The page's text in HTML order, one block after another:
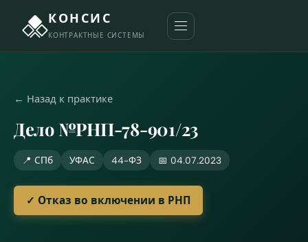
КОНСИС
КОНТРАКТНЫЕ СИСТЕМЫ
← Назад к практике
Дело №РНП-78-901/23
📍 СПб УФАС 44-ФЗ 📅 04.07.2023
✓ Отказ во включении в РНП